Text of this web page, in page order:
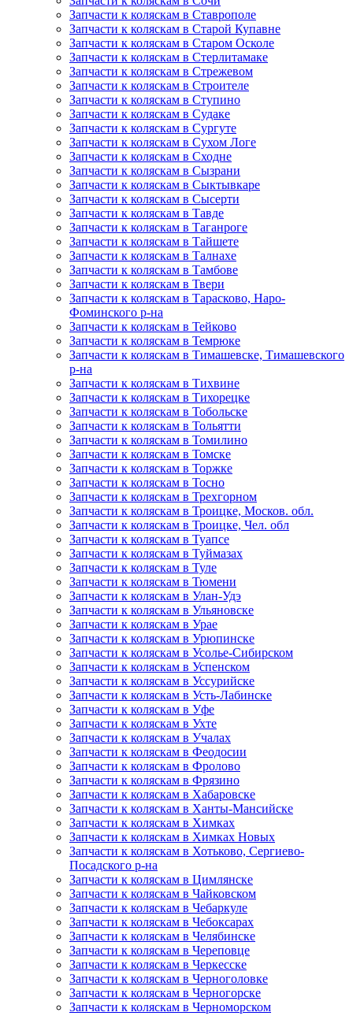
Запчасти к коляскам в Ставрополе
Запчасти к коляскам в Старой Купавне
Запчасти к коляскам в Старом Осколе
Запчасти к коляскам в Стерлитамаке
Запчасти к коляскам в Стрежевом
Запчасти к коляскам в Строителе
Запчасти к коляскам в Ступино
Запчасти к коляскам в Судаке
Запчасти к коляскам в Сургуте
Запчасти к коляскам в Сухом Логе
Запчасти к коляскам в Сходне
Запчасти к коляскам в Сызрани
Запчасти к коляскам в Сыктывкаре
Запчасти к коляскам в Сысерти
Запчасти к коляскам в Тавде
Запчасти к коляскам в Таганроге
Запчасти к коляскам в Тайшете
Запчасти к коляскам в Талнахе
Запчасти к коляскам в Тамбове
Запчасти к коляскам в Твери
Запчасти к коляскам в Тарасково, Наро-
Фоминского р-на
Запчасти к коляскам в Тейково
Запчасти к коляскам в Темрюке
Запчасти к коляскам в Тимашевске, Тимашевского
р-на
Запчасти к коляскам в Тихвине
Запчасти к коляскам в Тихорецке
Запчасти к коляскам в Тобольске
Запчасти к коляскам в Тольятти
Запчасти к коляскам в Томилино
Запчасти к коляскам в Томске
Запчасти к коляскам в Торжке
Запчасти к коляскам в Тосно
Запчасти к коляскам в Трехгорном
Запчасти к коляскам в Троицке, Москов. обл.
Запчасти к коляскам в Троицке, Чел. обл
Запчасти к коляскам в Туапсе
Запчасти к коляскам в Туймазах
Запчасти к коляскам в Туле
Запчасти к коляскам в Тюмени
Запчасти к коляскам в Улан-Удэ
Запчасти к коляскам в Ульяновске
Запчасти к коляскам в Урае
Запчасти к коляскам в Урюпинске
Запчасти к коляскам в Усолье-Сибирском
Запчасти к коляскам в Успенском
Запчасти к коляскам в Уссурийске
Запчасти к коляскам в Усть-Лабинске
Запчасти к коляскам в Уфе
Запчасти к коляскам в Ухте
Запчасти к коляскам в Учалах
Запчасти к коляскам в Феодосии
Запчасти к коляскам в Фролово
Запчасти к коляскам в Фрязино
Запчасти к коляскам в Хабаровске
Запчасти к коляскам в Ханты-Мансийске
Запчасти к коляскам в Химках
Запчасти к коляскам в Химках Новых
Запчасти к коляскам в Хотьково, Сергиево-
Посадского р-на
Запчасти к коляскам в Цимлянске
Запчасти к коляскам в Чайковском
Запчасти к коляскам в Чебаркуле
Запчасти к коляскам в Чебоксарах
Запчасти к коляскам в Челябинске
Запчасти к коляскам в Череповце
Запчасти к коляскам в Черкесске
Запчасти к коляскам в Черноголовке
Запчасти к коляскам в Черногорске
Запчасти к коляскам в Черноморском